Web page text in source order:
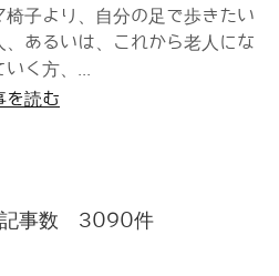
椅子より、自分の足で歩きたい
、あるいは、これから老人にな
いく方、...
を読む
記事数 3090件